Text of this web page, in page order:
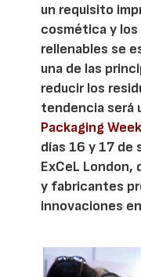
un requisito
cosmética y
rellenables se
una de las
reducir los
tendencia será
Packaging
días 16 y 17 de
ExCeL London,
y fabricantes
innovaciones